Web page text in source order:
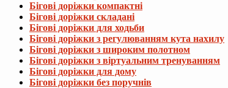
Бігові доріжки компактні
Бігові доріжки складані
Бігові доріжки для ходьби
Бігові доріжки з регулюванням кута нахилу
Бігові доріжки з широким полотном
Бігові доріжки з віртуальним тренуванням
Бігові доріжки для дому
Бігові доріжки без поручнів